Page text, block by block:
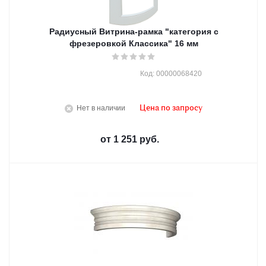
Радиусный Витрина-рамка "категория с
фрезеровкой Классика" 16 мм
Нет в наличии
Код: 00000068420
Цена по запросу
от 1 251 руб.